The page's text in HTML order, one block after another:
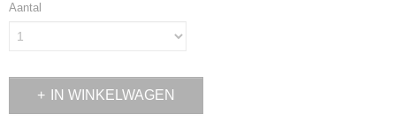
Aantal
IN WINKELWAGEN